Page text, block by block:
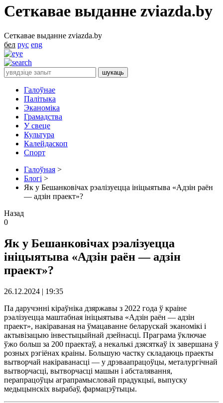
Сеткавае выданне zviazda.by
Сеткавае выданне zviazda.by
бел рус eng
Галоўнае
Палітыка
Эканоміка
Грамадства
У свеце
Культура
Калейдаскоп
Спорт
Галоўная >
Блогі >
Як у Бешанковічах рэалізуецца ініцыятыва «Адзін раён
— адзін праект»?
Назад
0
Як у Бешанковічах рэалізуецца
ініцыятыва «Адзін раён — адзін
праект»?
26.12.2024 | 19:35
Па даручэнні кіраўніка дзяржавы з 2022 года ў краіне
рэалізуецца маштабная ініцыятыва «Адзін раён — адзін
праект», накіраваная на ўмацаванне беларускай эканомікі і
актывізацыю інвестыцыйнай дзейнасці. Праграма ўключае
ўжо больш за 200 праектаў, а некалькі дзясяткаў іх завершана ў
розных рэгіёнах краіны. Большую частку складаюць праекты
вытворчай накіраванасці — у дрэваапрацоўцы, металургічнай
вытворчасці, вытворчасці машын і абсталявання,
перапрацоўцы аграпрамысловай прадукцыі, выпуску
медыцынскіх вырабаў, фармацэўтыцы.